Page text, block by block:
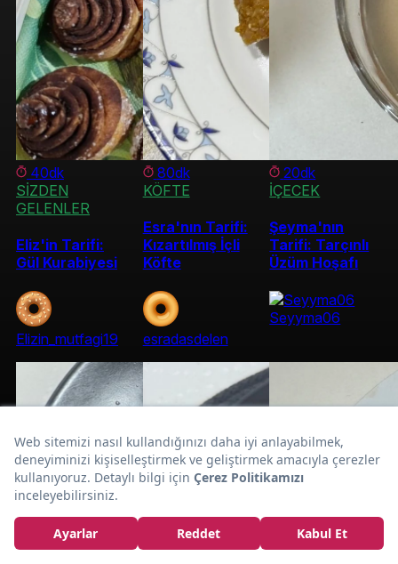
Eliz'in Tarifi:
Karışık
Karnabahar ve
Brokoli Turşusu
Tarifi
40dk
SİZDEN
GELENLER
Eliz'in Tarifi:
Gül Kurabiyesi
Elizin_mutfagi19
80dk
KÖFTE
Esra'nın Tarifi:
Kızartılmış İçli
Köfte
esradasdelen
20dk
İÇECEK
Şeyma'nın
Tarifi: Tarçınlı
Üzüm Hoşafı
Seyyma06